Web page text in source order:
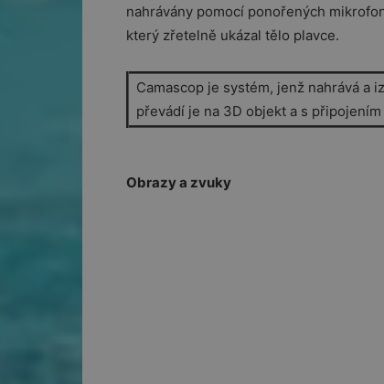
nahrávány pomocí ponořených
který zřetelně ukázal tělo plavce.
Camascop je systém, jenž nahrává a
převádí je na 3D objekt a s
Obrazy a zvuky